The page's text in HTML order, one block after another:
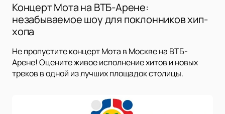
Концерт Мота на ВТБ-Арене:
незабываемое шоу для поклонников хип-
хопа
Не пропустите концерт Мота в Москве на ВТБ-
Арене! Оцените живое исполнение хитов и новых
треков в одной из лучших площадок столицы.